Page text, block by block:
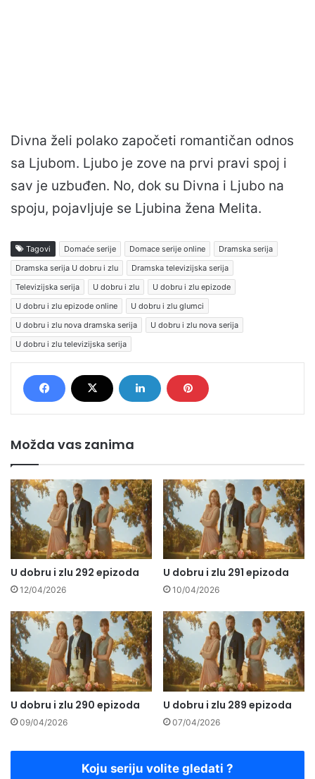
Divna želi polako započeti romantičan odnos
sa Ljubom. Ljubo je zove na prvi pravi spoj i
sav je uzbuđen. No, dok su Divna i Ljubo na
spoju, pojavljuje se Ljubina žena Melita.
Tagovi Domaće serije Domace serije online
Dramska serija
Dramska serija U dobru i zlu
Dramska televizijska serija
Televizijska serija
U dobru i zlu
U dobru i zlu epizode
U dobru i zlu epizode online
U dobru i zlu glumci
U dobru i zlu nova dramska serija
U dobru i zlu nova serija
U dobru i zlu televizijska serija
Možda vas zanima
U dobru i zlu 292 epizoda
12/04/2026
U dobru i zlu 291 epizoda
10/04/2026
U dobru i zlu 290 epizoda
09/04/2026
U dobru i zlu 289 epizoda
07/04/2026
Koju seriju volite gledati ?